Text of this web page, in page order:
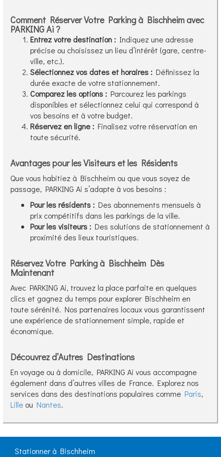
Comment Réserver Votre Parking à Bischheim avec
PARKING Ai ?
Entrez votre destination : Indiquez une adresse
précise ou choisissez un lieu d’intérêt (gare, centre-
ville, etc.).
Sélectionnez vos dates et horaires : Définissez la
durée exacte de votre stationnement.
Comparez les options : Parcourez les parkings
disponibles et sélectionnez celui qui correspond à
vos besoins et à votre budget.
Réservez en ligne : Finalisez votre réservation en
toute sécurité.
Avantages pour les Visiteurs et les Résidents
Que vous habitiez à Bischheim ou que vous soyez de
passage, PARKING Ai s’adapte à vos besoins :
Pour les résidents : Des abonnements mensuels à
prix compétitifs dans les parkings de la ville.
Pour les visiteurs : Des solutions de stationnement à
proximité des lieux touristiques.
Réservez Votre Parking à Bischheim Dès
Maintenant
Avec PARKING Ai, trouvez la place parfaite en quelques
clics et gagnez du temps pour explorer Bischheim en
toute sérénité. Nos partenaires locaux vous garantissent
une expérience de stationnement simple, rapide et
économique.
Découvrez d’Autres Destinations
En voyage ou à domicile, PARKING Ai vous accompagne
également dans d’autres villes de France. Explorez nos
services dans des destinations populaires comme Paris,
Lille ou Nantes.
Stationner à Bischheim